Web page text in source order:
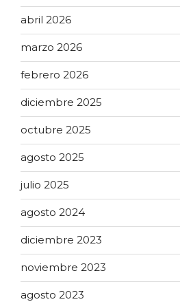
abril 2026
marzo 2026
febrero 2026
diciembre 2025
octubre 2025
agosto 2025
julio 2025
agosto 2024
diciembre 2023
noviembre 2023
agosto 2023